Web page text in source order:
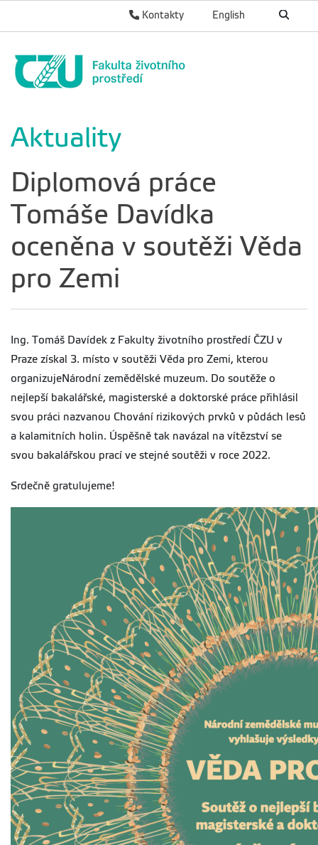
English
Kontakty
Aktuality
Diplomová práce
Tomáše Davídka
oceněna v soutěži Věda
pro Zemi
Ing. Tomáš Davídek z Fakulty životního prostředí ČZU v
Praze získal 3. místo v soutěži Věda pro Zemi, kterou
organizujeNárodní zemědělské muzeum. Do soutěže o
nejlepší bakalářské, magisterské a doktorské práce přihlásil
svou práci nazvanou Chování rizikových prvků v půdách lesů
a kalamitních holin. Úspěšně tak navázal na vítězství se
svou bakalářskou prací ve stejné soutěži v roce 2022.
Srdečně gratulujeme!